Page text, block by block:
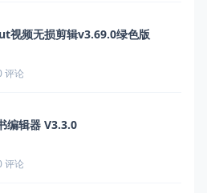
视频无损剪辑v3.69.0绿色版
评论
编辑器 V3.3.0
评论